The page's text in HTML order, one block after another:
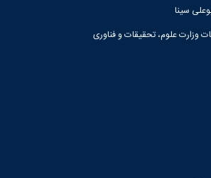
سینا
وزارت علوم، تحقیقات و فناوری